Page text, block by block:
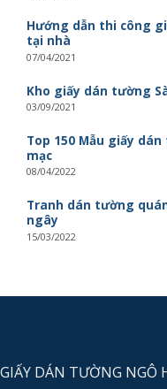
Hướng dẫn thi công
tại nhà
07/04/2021
Kho giấy dán tường
03/09/2021
Top 150 Mẫu giấy
mạc
08/04/2022
Tranh dán tường
ngây
15/03/2022
GIẤY DÁN TƯỜNG NGÔ